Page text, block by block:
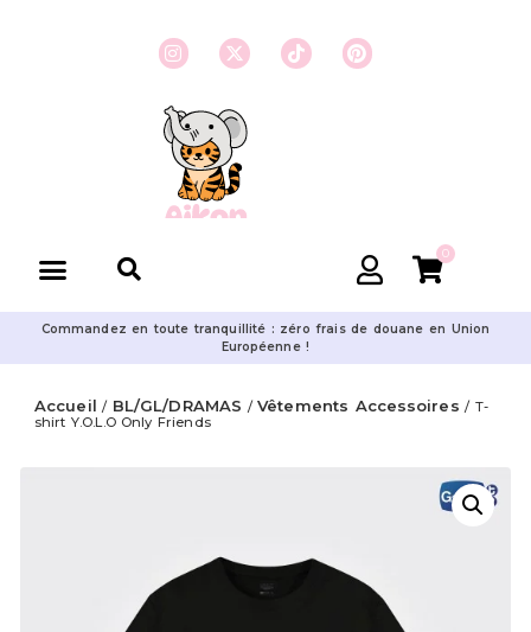
0
Commandez en toute tranquillité : zéro frais de douane en Union
Européenne !
Accueil / BL/GL/DRAMAS /Vêtements Accessoires / T-
shirt Y.O.L.O Only Friends